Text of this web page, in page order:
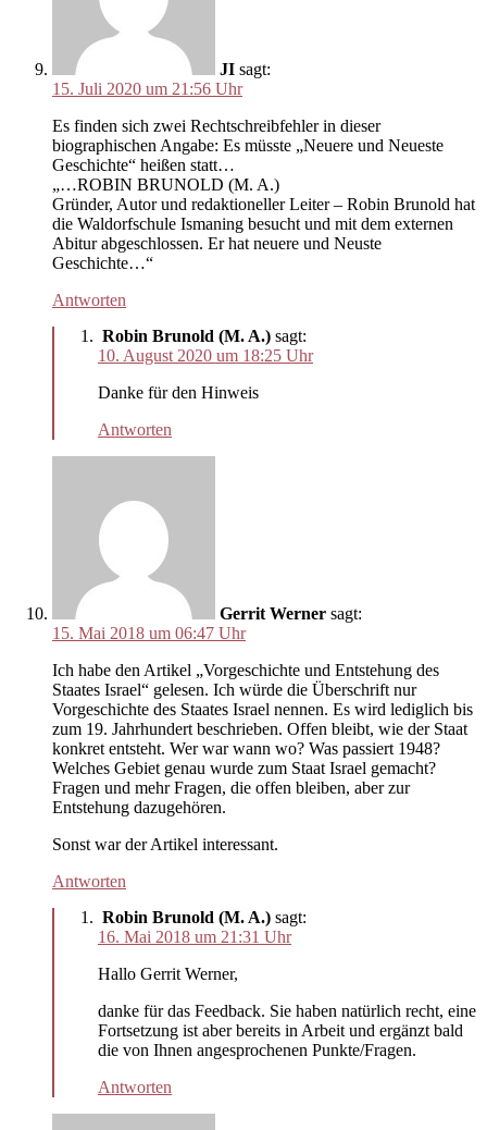
JI sagt:
15. Juli 2020 um 21:56 Uhr
Es finden sich zwei Rechtschreibfehler in dieser
biographischen Angabe: Es müsste „Neuere und Neueste
Geschichte“ heißen statt…
„…ROBIN BRUNOLD (M. A.)
Gründer, Autor und redaktioneller Leiter – Robin Brunold hat
die Waldorfschule Ismaning besucht und mit dem externen
Abitur abgeschlossen. Er hat neuere und Neuste
Geschichte…“
Antworten
Robin Brunold (M. A.) sagt:
10. August 2020 um 18:25 Uhr
Danke für den Hinweis
Antworten
Gerrit Werner sagt:
15. Mai 2018 um 06:47 Uhr
Ich habe den Artikel „Vorgeschichte und Entstehung des
Staates Israel“ gelesen. Ich würde die Überschrift nur
Vorgeschichte des Staates Israel nennen. Es wird lediglich bis
zum 19. Jahrhundert beschrieben. Offen bleibt, wie der Staat
konkret entsteht. Wer war wann wo? Was passiert 1948?
Welches Gebiet genau wurde zum Staat Israel gemacht?
Fragen und mehr Fragen, die offen bleiben, aber zur
Entstehung dazugehören.
Sonst war der Artikel interessant.
Antworten
Robin Brunold (M. A.) sagt:
16. Mai 2018 um 21:31 Uhr
Hallo Gerrit Werner,
danke für das Feedback. Sie haben natürlich recht, eine
Fortsetzung ist aber bereits in Arbeit und ergänzt bald
die von Ihnen angesprochenen Punkte/Fragen.
Antworten